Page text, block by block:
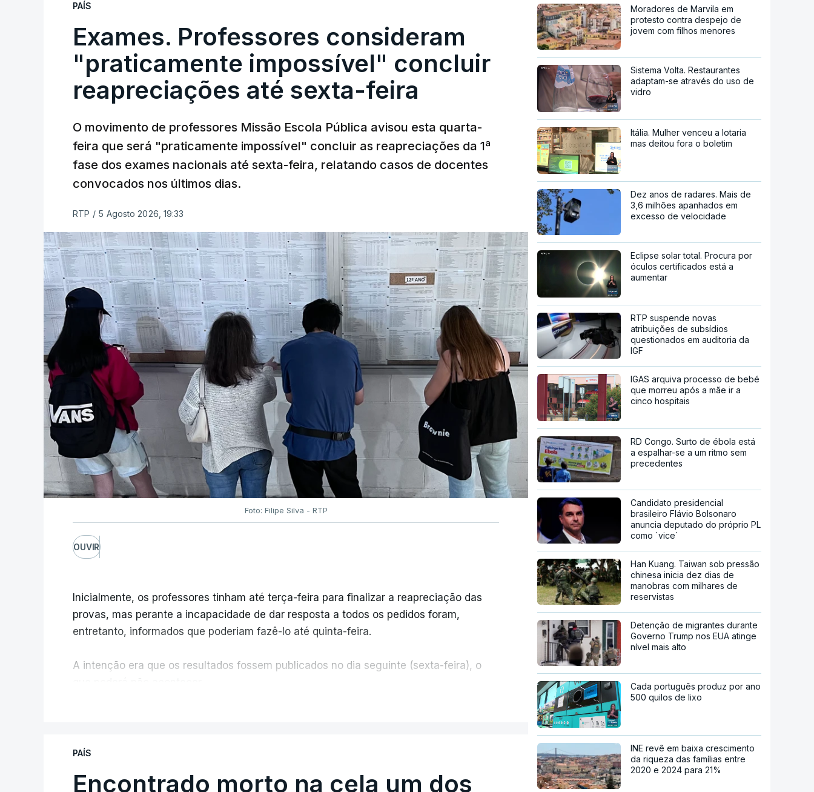
PAÍS
Exames. Professores consideram
"praticamente impossível" concluir
reapreciações até sexta-feira
O movimento de professores Missão Escola Pública avisou esta quarta-
feira que será "praticamente impossível" concluir as reapreciações da 1ª
fase dos exames nacionais até sexta-feira, relatando casos de docentes
convocados nos últimos dias.
RTP / 5 Agosto 2026, 19:33
Foto: Filipe Silva - RTP
OUVIR
Inicialmente, os professores tinham até terça-feira para finalizar a reapreciação das
provas, mas perante a incapacidade de dar resposta a todos os pedidos foram,
entretanto, informados que poderiam fazê-lo até quinta-feira.
A intenção era que os resultados fossem publicados no dia seguinte (sexta-feira), o
que o processo esteja concluído a tempo.
"Durante o fim de semana e nos últimos dias, apercebamo-nos que ainda estão a
PAÍS
Encontrado morto na cela um dos
Moradores de Marvila em
protesto contra despejo de
jovem com filhos menores
Sistema Volta. Restaurantes
adaptam-se através do uso de
vidro
Itália. Mulher venceu a lotaria
mas deitou fora o boletim
Dez anos de radares. Mais de
3,6 milhões apanhados em
excesso de velocidade
Eclipse solar total. Procura por
óculos certificados está a
aumentar
RTP suspende novas
atribuições de subsídios
questionados em auditoria da
IGF
IGAS arquiva processo de bebé
que morreu após a mãe ir a
cinco hospitais
RD Congo. Surto de ébola está
a espalhar-se a um ritmo sem
precedentes
Candidato presidencial
brasileiro Flávio Bolsonaro
anuncia deputado do próprio PL
como `vice`
Han Kuang. Taiwan sob pressão
chinesa inicia dez dias de
manobras com milhares de
reservistas
Detenção de migrantes durante
Governo Trump nos EUA atinge
nível mais alto
Cada português produz por ano
500 quilos de lixo
INE revê em baixa crescimento
da riqueza das famílias entre
2020 e 2024 para 21%